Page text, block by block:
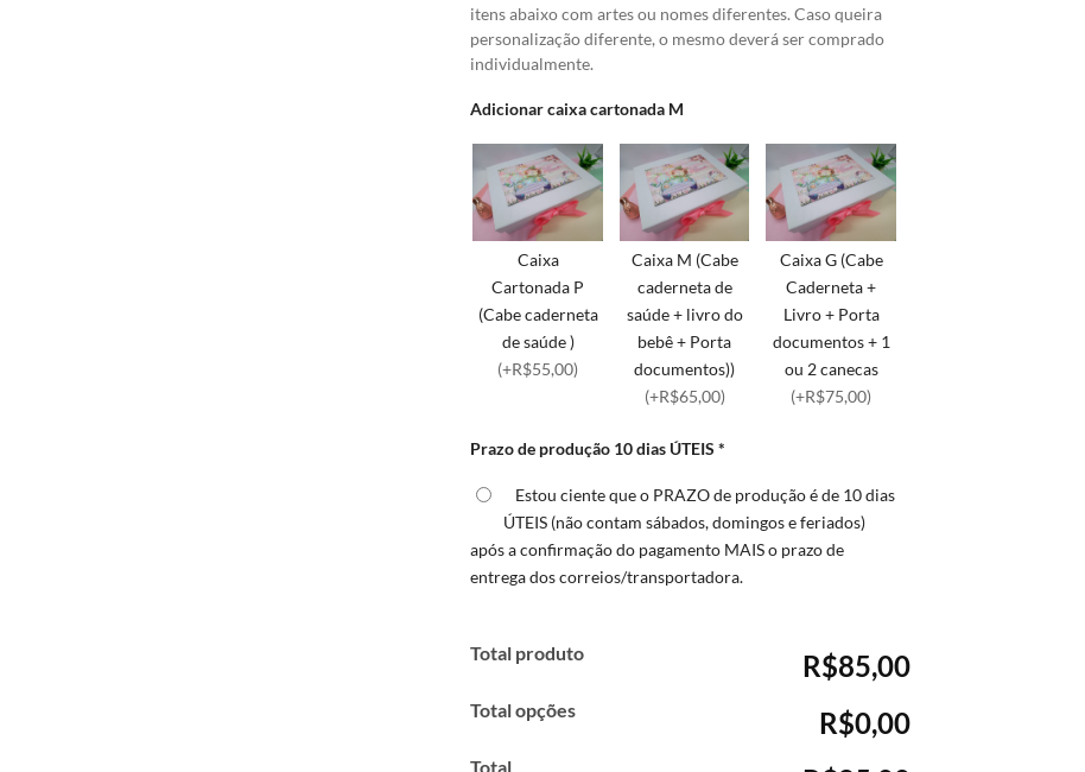
itens abaixo com artes ou nomes diferentes. Caso queira
personalização diferente, o mesmo deverá ser comprado
individualmente.
Adicionar caixa cartonada M
Caixa
Cartonada P
(Cabe caderneta
de saúde )
(+R$55,00)
Caixa M (Cabe
caderneta de
saúde + livro do
bebê + Porta
documentos))
(+R$65,00)
Caixa G (Cabe
Caderneta +
Livro + Porta
documentos + 1
ou 2 canecas
(+R$75,00)
Prazo de produção 10 dias ÚTEIS *
Estou ciente que o PRAZO de produção é de 10 dias
ÚTEIS (não contam sábados, domingos e feriados)
após a confirmação do pagamento MAIS o prazo de
entrega dos correios/transportadora.
Total produto R$85,00
Total opções R$0,00
Total